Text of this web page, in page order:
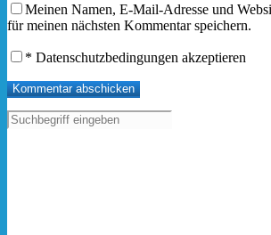
Meinen Namen, E-Mail-Adresse und
für meinen nächsten Kommentar speichern.
* Datenschutzbedingungen akzeptieren